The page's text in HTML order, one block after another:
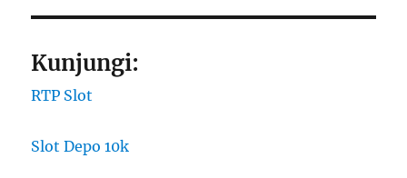
Kunjungi:
RTP Slot
Slot Depo 10k